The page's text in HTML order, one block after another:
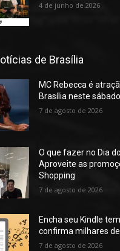
4 de junho de 2026
de Brasília
MC Rebecca é
Brasília neste sábado
7 de agosto de 2026
O que fazer no Dia
Aproveite as
Shopping
7 de agosto de 2026
Encha seu Kindle
confirma milhares
7 de agosto de 2026